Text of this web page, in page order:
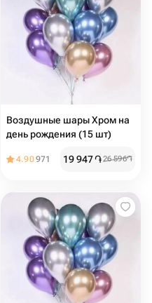
Воздушные шары Хром на
день рождения (15 шт)
4.90971 19 947֏26 596֏